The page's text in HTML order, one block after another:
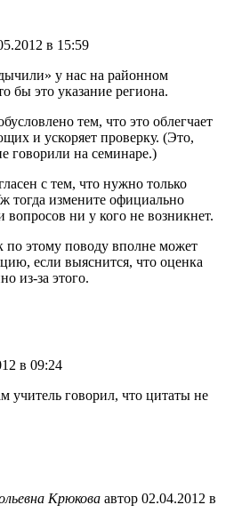
в 15:59
у нас на районном
бы это указание региона.
тем, что это облегчает
и ускоряет проверку. (Это,
говорили на семинаре.)
с тем, что нужно только
тогда измените официально
ни у кого не возникнет.
этому поводу вполне может
если выяснится, что оценка
из-за этого.
в 09:24
говорил, что цитаты не
Крюкова автор 02.04.2012 в